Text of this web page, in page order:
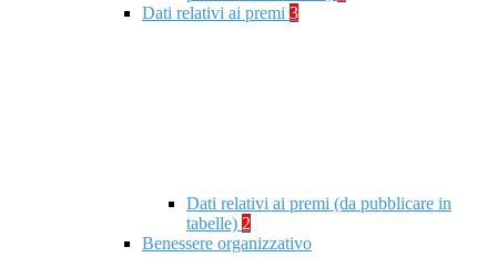
Dati relativi ai premi 3
Dati relativi ai premi (da pubblicare in
tabelle) 2
Benessere organizzativo